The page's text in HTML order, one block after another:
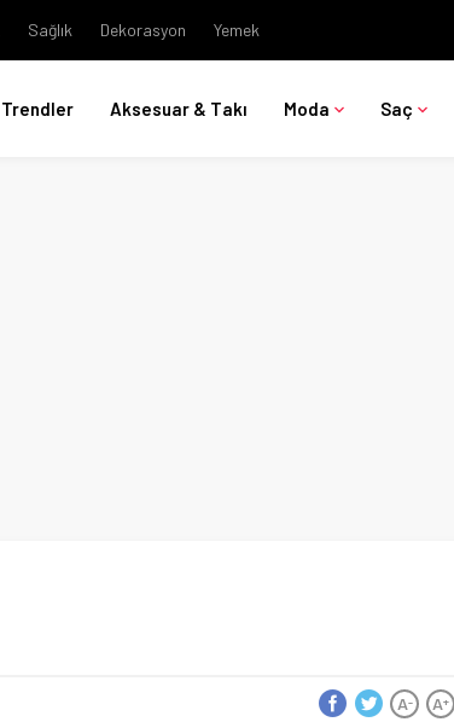
Sağlık Dekorasyon Yemek
Trendler Aksesuar & Takı Moda Saç
A+
A-